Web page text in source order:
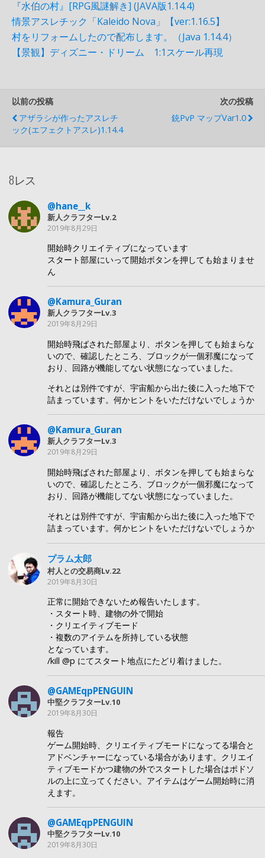
『水伯の村』[RPG風謎解き] (JAVA版1.14.4)
情景アスレチック「Kaleido Nova」【ver:1.16.5】
村をリフォームしたので配布します。（Java 1.14.4）
【景観】ディズニー・ドリーム 1:1スケール再現
以前の投稿
アザラシが作ったアスレチ
ック(エフェクトアスレ)1.14.4
次の投稿
銃PvP マップvar1.0
8レス
@hane__k
新人クラフターLv.2
2019年8月29日
開始時クリエイティブになっています
スタート部屋にいって開始ボタンを押しても始まりませ
ん
@Kamura_Guran
新人クラフターLv.3
2019年8月29日
開始時飛ばされた部屋より、ボタンを押しても始まらな
いので、確認したところ、ブロックが一個邪魔になって
おり、回路が機能してない状態になっていました。
それとは別件ですが、宇宙船から出た後に入った地下で
詰まっています。何かヒントをいただけないでしょうか
@Kamura_Guran
新人クラフターLv.3
2019年8月29日
開始時飛ばされた部屋より、ボタンを押しても始まらな
いので、確認したところ、ブロックが一個邪魔になって
おり、回路が機能してない状態になっていました。
それとは別件ですが、宇宙船から出た後に入った地下で
詰まっています。何かヒントをいただけないでしょうか
プラム太郎
村人との交易商Lv.22
2019年8月30日
正常に開始できないため報告いたします。
・スタート時、建物の外で開始
・クリエイティブモード
・複数のアイテムを所持している状態
となっています。
/kill @p にてスタート地点にたどり着けました。
@GAMEqpPENGUIN
中堅クラフターLv.10
2019年8月30日
報告
ゲーム開始時、クリエイティブモードになってる場合と
アドベンチャーになっている場合があります。クリエイ
ティブモードかつ建物の外でスタートした場合はポドソ
ルの上に立ってください。アイテムはゲーム開始時に消
えます。
@GAMEqpPENGUIN
中堅クラフターLv.10
2019年8月30日